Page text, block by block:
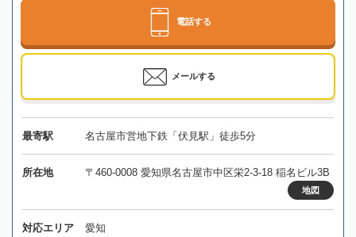
電話する
メールする
最寄駅 名古屋市営地下鉄「伏見駅」徒歩5分
所在地 〒460-0008 愛知県名古屋市中区栄2-3-18 稲名ビル3B
地図
対応エリア 愛知